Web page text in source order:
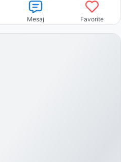
Mesaj Favorite